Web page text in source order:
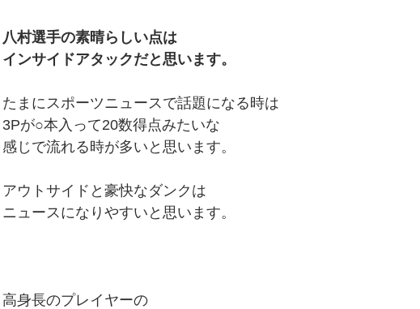
八村選手の素晴らしい点は
インサイドアタックだと思います。
たまにスポーツニュースで話題になる時は
3Pが○本入って20数得点みたいな
感じで流れる時が多いと思います。
アウトサイドと豪快なダンクは
ニュースになりやすいと思います。
高身長のプレイヤーの